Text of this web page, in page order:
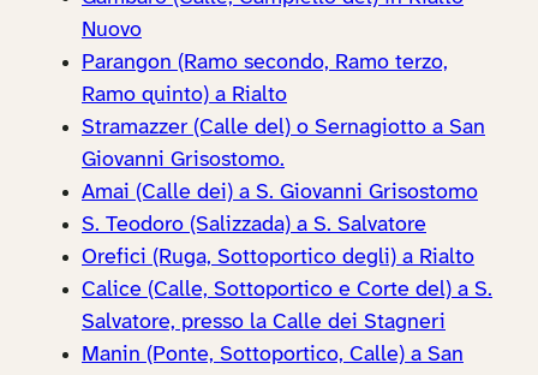
Nuovo
Parangon (Ramo secondo, Ramo terzo,
Ramo quinto) a Rialto
Stramazzer (Calle del) o Sernagiotto a San
Giovanni Grisostomo.
Amai (Calle dei) a S. Giovanni Grisostomo
S. Teodoro (Salizzada) a S. Salvatore
Orefici (Ruga, Sottoportico degli) a Rialto
Calice (Calle, Sottoportico e Corte del) a S.
Salvatore, presso la Calle dei Stagneri
Manin (Ponte, Sottoportico, Calle) a San